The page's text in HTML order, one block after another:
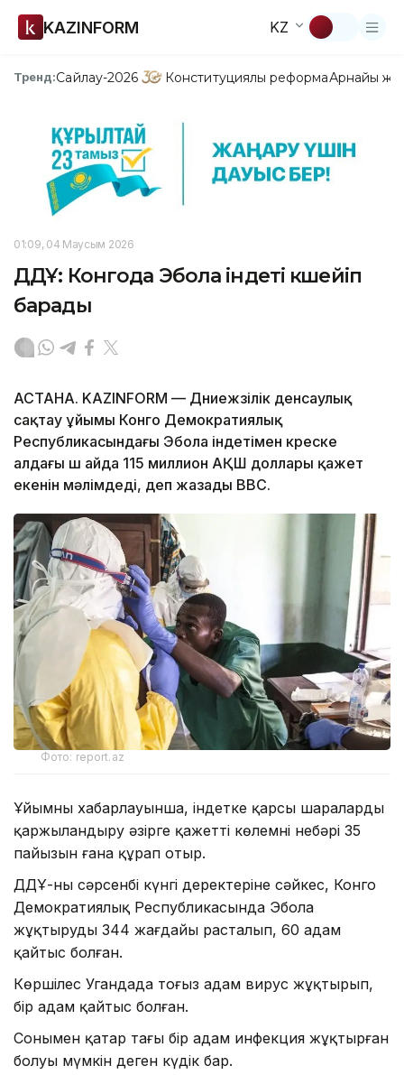
KAZINFORM KZ
Тренд:Сайлау-2026 Конституциялық реформаАрнайы
01:09, 04 Маусым 2026
ДДҰ: Конгода Эбола індеті күшейіп
барады
АСТАНА. KAZINFORM — Дүниежүзілік денсаулық
сақтау ұйымы Конго Демократиялық
Республикасындағы Эбола індетімен күреске
алдағы үш айда 115 миллион АҚШ доллары қажет
екенін мәлімдеді, деп жазады BBC.
Фото: report.az
Ұйымның хабарлауынша, індетке қарсы шараларды
қаржыландыру әзірге қажетті көлемнің небәрі 35
пайызын ғана құрап отыр.
ДДҰ-ның сәрсенбі күнгі деректеріне сәйкес, Конго
Демократиялық Республикасында Эбола
жұқтырудың 344 жағдайы расталып, 60 адам
қайтыс болған.
Көршілес Угандада тоғыз адам вирус жұқтырып,
бір адам қайтыс болған.
Сонымен қатар тағы бір адам инфекция жұқтырған
болуы мүмкін деген күдік бар.